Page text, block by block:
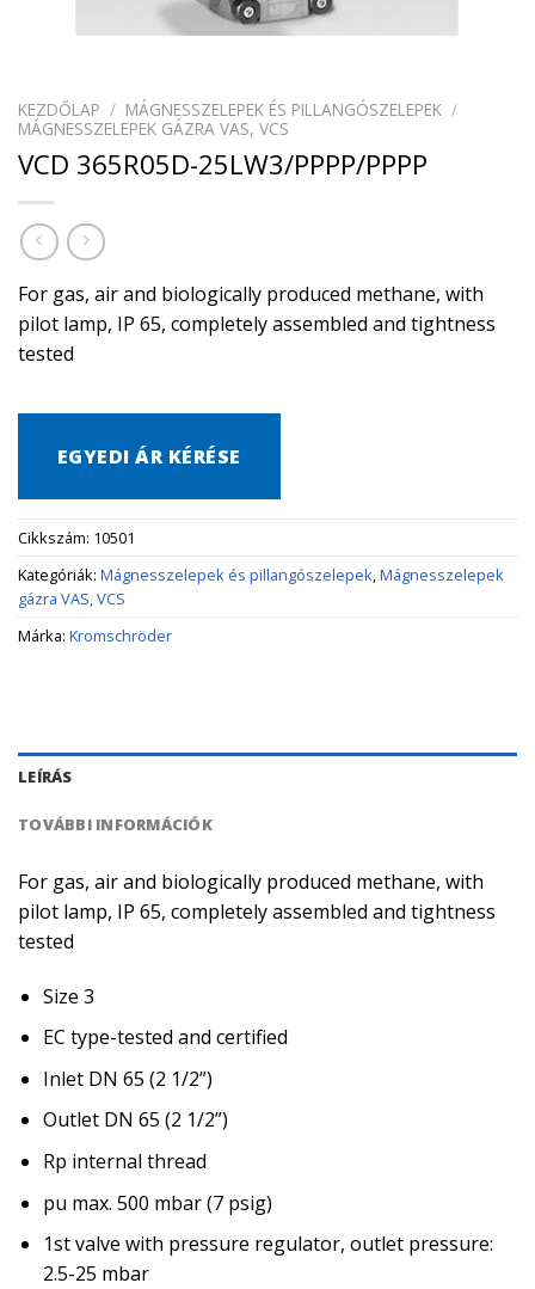
KEZDŐLAP / MÁGNESSZELEPEK ÉS PILLANGÓSZELEPEK /
MÁGNESSZELEPEK GÁZRA VAS, VCS
VCD 365R05D-25LW3/PPPP/PPPP
For gas, air and biologically produced methane, with
pilot lamp, IP 65, completely assembled and tightness
tested
EGYEDI ÁR KÉRÉSE
Cikkszám: 10501
Kategóriák: Mágnesszelepek és pillangószelepek,Mágnesszelepek
gázra VAS, VCS
Márka: Kromschröder
LEÍRÁS
TOVÁBBI INFORMÁCIÓK
For gas, air and biologically produced methane, with
pilot lamp, IP 65, completely assembled and tightness
tested
Size 3
EC type-tested and certified
Inlet DN 65 (2 1/2”)
Outlet DN 65 (2 1/2”)
Rp internal thread
pu max. 500 mbar (7 psig)
1st valve with pressure regulator, outlet pressure:
2.5-25 mbar